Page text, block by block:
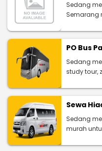
Sedang
Semarang
PO Bus
Sedang
study tour,
Sewa
Sedang
murah